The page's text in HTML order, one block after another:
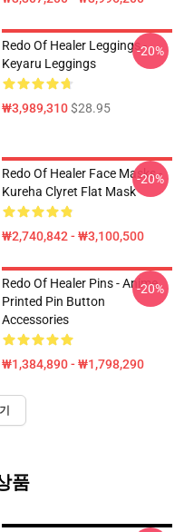
Redo Of Healer Leggings -
Keyaru Leggings
₩3,989,310$28.95
-20%
Redo Of Healer Face Masks -
Kureha Clyret Flat Mask
₩2,740,842 - ₩3,100,500
-20%
Redo Of Healer Pins - Anime
Printed Pin Button
Accessories
₩1,384,890 - ₩1,798,290
-20%
품